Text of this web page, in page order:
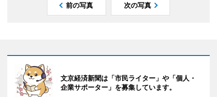
前の写真 次の写真
文京経済新聞は「市民ライター」や「個人・
企業サポーター」を募集しています。